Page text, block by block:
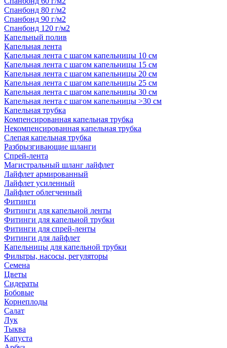
Спанбонд 80 г/м2
Спанбонд 90 г/м2
Спанбонд 120 г/м2
Капельный полив
Капельная лента
Капельная лента с шагом капельницы 10 см
Капельная лента с шагом капельницы 15 см
Капельная лента с шагом капельницы 20 см
Капельная лента с шагом капельницы 25 см
Капельная лента с шагом капельницы 30 см
Капельная лента с шагом капельницы >30 см
Капельная трубка
Компенсированная капельная трубка
Некомпенсированная капельная трубка
Слепая капельная трубка
Разбрызгивающие шланги
Спрей-лента
Магистральный шланг лайфлет
Лайфлет армированный
Лайфлет усиленный
Лайфлет облегченный
Фитинги
Фитинги для капельной ленты
Фитинги для капельной трубки
Фитинги для спрей-ленты
Фитинги для лайфлет
Капельницы для капельной трубки
Фильтры, насосы, регуляторы
Семена
Цветы
Сидераты
Бобовые
Корнеплоды
Салат
Лук
Тыква
Капуста